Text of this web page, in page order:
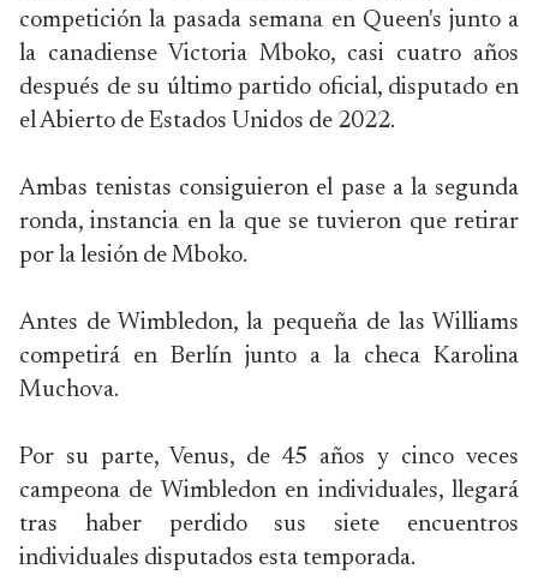
competición la pasada semana en Queen's junto a
la canadiense Victoria Mboko, casi cuatro años
después de su último partido oficial, disputado en
el Abierto de Estados Unidos de 2022.
Ambas tenistas consiguieron el pase a la segunda
ronda, instancia en la que se tuvieron que retirar
por la lesión de Mboko.
Antes de Wimbledon, la pequeña de las Williams
competirá en Berlín junto a la checa Karolina
Muchova.
Por su parte, Venus, de 45 años y cinco veces
campeona de Wimbledon en individuales, llegará
tras haber perdido sus siete encuentros
individuales disputados esta temporada.